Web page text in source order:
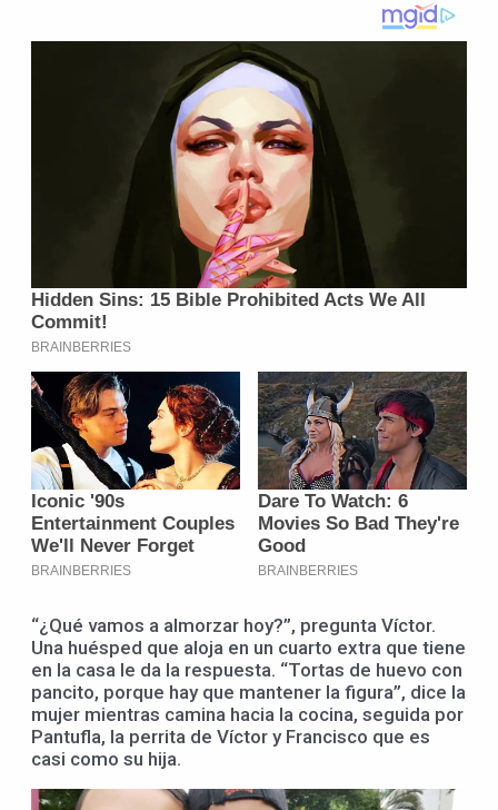
“¿Qué vamos a almorzar hoy?”, pregunta Víctor.
Una huésped que aloja en un cuarto extra que tiene
en la casa le da la respuesta. “Tortas de huevo con
pancito, porque hay que mantener la figura”, dice la
mujer mientras camina hacia la cocina, seguida por
Pantufla, la perrita de Víctor y Francisco que es
casi como su hija.